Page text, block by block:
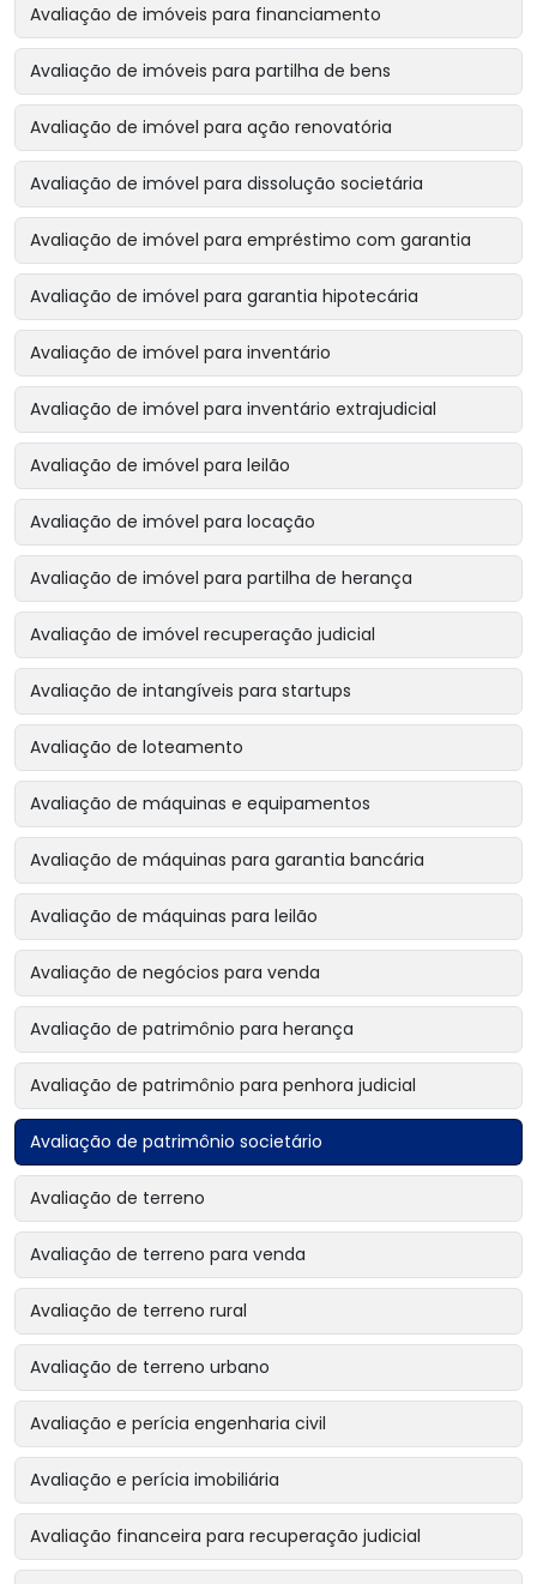
Avaliação de imóveis para financiamento
Avaliação de imóveis para partilha de bens
Avaliação de imóvel para ação renovatória
Avaliação de imóvel para dissolução societária
Avaliação de imóvel para empréstimo com garantia
Avaliação de imóvel para garantia hipotecária
Avaliação de imóvel para inventário
Avaliação de imóvel para inventário extrajudicial
Avaliação de imóvel para leilão
Avaliação de imóvel para locação
Avaliação de imóvel para partilha de herança
Avaliação de imóvel recuperação judicial
Avaliação de intangíveis para startups
Avaliação de loteamento
Avaliação de máquinas e equipamentos
Avaliação de máquinas para garantia bancária
Avaliação de máquinas para leilão
Avaliação de negócios para venda
Avaliação de patrimônio para herança
Avaliação de patrimônio para penhora judicial
Avaliação de patrimônio societário
Avaliação de terreno
Avaliação de terreno para venda
Avaliação de terreno rural
Avaliação de terreno urbano
Avaliação e perícia engenharia civil
Avaliação e perícia imobiliária
Avaliação financeira para recuperação judicial